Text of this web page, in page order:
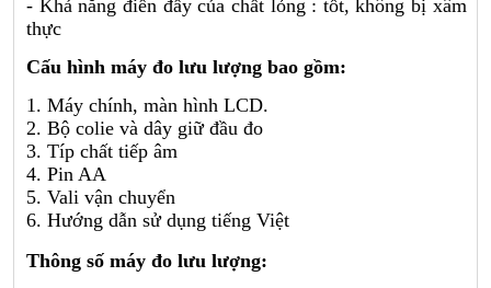
- Khả năng điền đầy của chất lỏng : tốt, không bị xâm
thực
Cấu hình máy đo lưu lượng bao gồm:
1. Máy chính, màn hình LCD.
2. Bộ colie và dây giữ đầu đo
3. Típ chất tiếp âm
4. Pin AA
5. Vali vận chuyển
6. Hướng dẫn sử dụng tiếng Việt
Thông số máy đo lưu lượng: